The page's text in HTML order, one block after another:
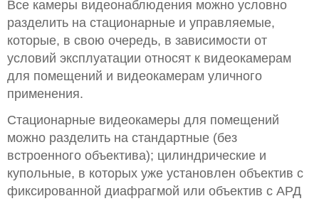
Все камеры видеонаблюдения можно условно
разделить на стационарные и управляемые,
которые, в свою очередь, в зависимости от
условий эксплуатации относят к видеокамерам
для помещений и видеокамерам уличного
применения.
Стационарные видеокамеры для помещений
можно разделить на стандартные (без
встроенного объектива); цилиндрические и
купольные, в которых уже установлен объектив с
фиксированной диафрагмой или объектив с АРД